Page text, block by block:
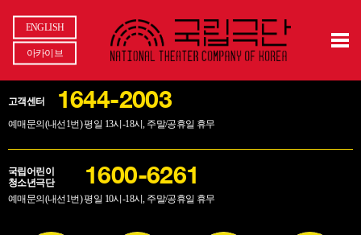
ENGLISH
아카이브
고객센터 1644-2003
예매문의(내선1번) 평일 13시-18시, 주말/공휴일 휴무
국립어린이
청소년극단
1600-6261
예매문의(내선1번) 평일 10시-18시, 주말/공휴일 휴무